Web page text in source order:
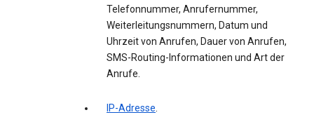
Telefonnummer, Anrufernummer,
Weiterleitungsnummern, Datum und
Uhrzeit von Anrufen, Dauer von Anrufen,
SMS-Routing-Informationen und Art der
Anrufe.
IP-Adresse.